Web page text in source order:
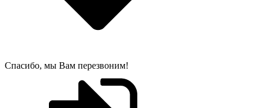
Спасибо, мы Вам перезвоним!